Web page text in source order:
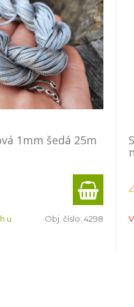
1mm šedá 25m
u
Obj. číslo: 4298